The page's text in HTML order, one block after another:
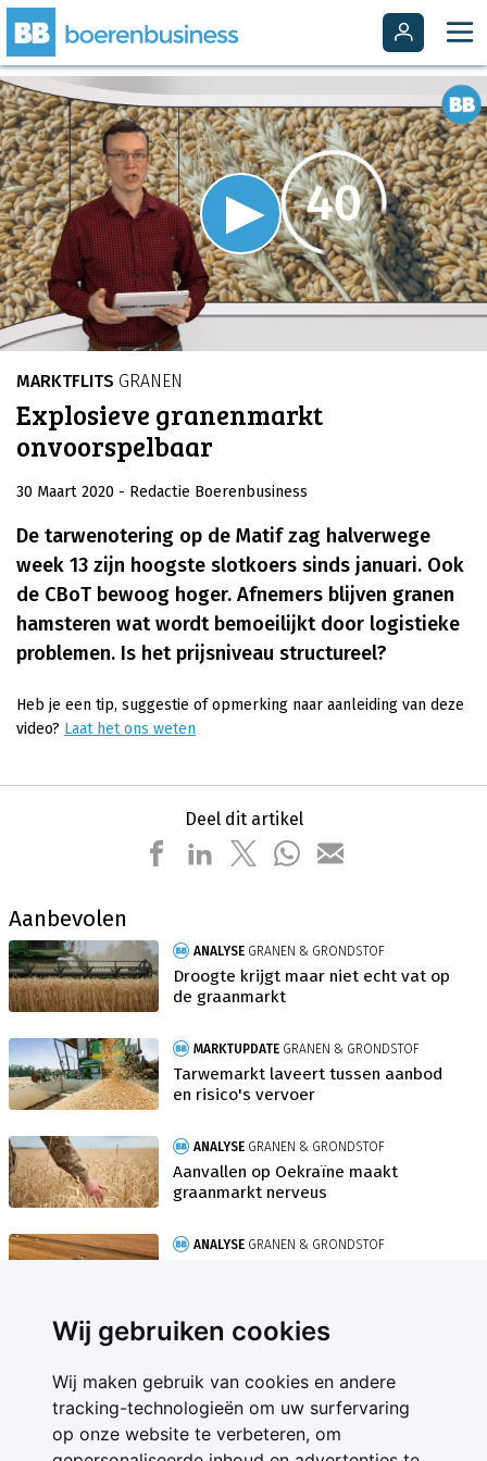
Wij gebruiken cookies
Wij maken gebruik van cookies en andere
tracking-technologieën om uw surfervaring
op onze website te verbeteren, om
Video
Player
loading.Play
Video
MARKTFLITS GRANEN
Explosieve granenmarkt
onvoorspelbaar
30 Maart 2020 - Redactie Boerenbusiness
De tarwenotering op de Matif zag halverwege
week 13 zijn hoogste slotkoers sinds januari. Ook
de CBoT bewoog hoger. Afnemers blijven granen
hamsteren wat wordt bemoeilijkt door logistieke
problemen. Is het prijsniveau structureel?
Heb je een tip, suggestie of opmerking naar aanleiding van deze
video? Laat het ons weten
Deel dit artikel
Aanbevolen
ANALYSE GRANEN & GRONDSTOF
Droogte krijgt maar niet echt vat op
de graanmarkt
MARKTUPDATE GRANEN & GRONDSTOF
Tarwemarkt laveert tussen aanbod
en risico's vervoer
ANALYSE GRANEN & GRONDSTOF
Aanvallen op Oekraïne maakt
graanmarkt nerveus
ANALYSE GRANEN & GRONDSTOF